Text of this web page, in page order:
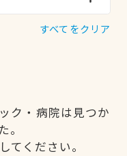
すべてをクリア
ク・病院は見つか
。
てください。